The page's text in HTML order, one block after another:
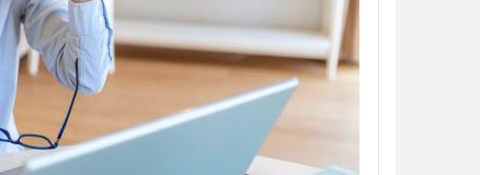
algo que parecía imposible. No
y ropa de segunda manoen la
tienda online de ropa usada tiene
la venta.